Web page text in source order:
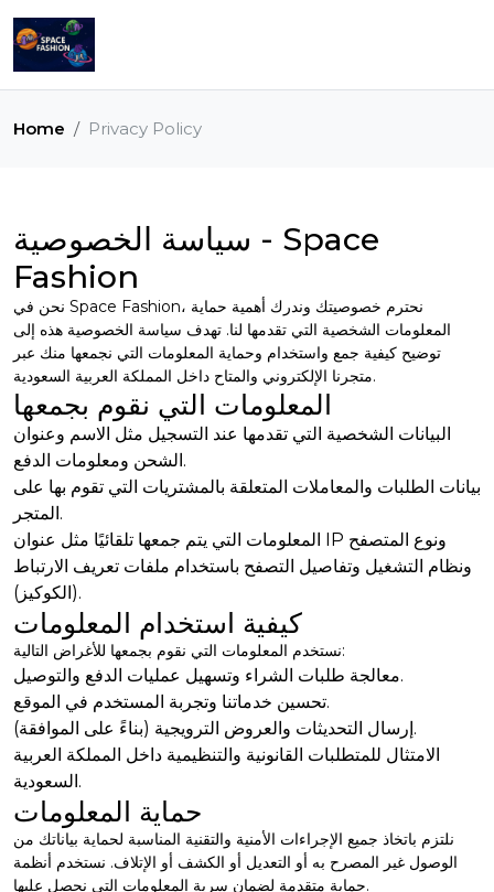
Home Privacy Policy
سياسة الخصوصية - Space
Fashion
نحن في Space Fashion، نحترم خصوصيتك وندرك أهمية حماية
المعلومات الشخصية التي تقدمها لنا. تهدف سياسة الخصوصية هذه إلى
توضيح كيفية جمع واستخدام وحماية المعلومات التي نجمعها منك عبر
متجرنا الإلكتروني والمتاح داخل المملكة العربية السعودية.
المعلومات التي نقوم بجمعها
البيانات الشخصية التي تقدمها عند التسجيل مثل الاسم وعنوان
الشحن ومعلومات الدفع.
بيانات الطلبات والمعاملات المتعلقة بالمشتريات التي تقوم بها على
المتجر.
المعلومات التي يتم جمعها تلقائيًا مثل عنوان IP ونوع المتصفح
ونظام التشغيل وتفاصيل التصفح باستخدام ملفات تعريف الارتباط
(الكوكيز).
كيفية استخدام المعلومات
نستخدم المعلومات التي نقوم بجمعها للأغراض التالية:
معالجة طلبات الشراء وتسهيل عمليات الدفع والتوصيل.
تحسين خدماتنا وتجربة المستخدم في الموقع.
إرسال التحديثات والعروض الترويجية (بناءً على الموافقة).
الامتثال للمتطلبات القانونية والتنظيمية داخل المملكة العربية
السعودية.
حماية المعلومات
نلتزم باتخاذ جميع الإجراءات الأمنية والتقنية المناسبة لحماية بياناتك من
الوصول غير المصرح به أو التعديل أو الكشف أو الإتلاف. نستخدم أنظمة
حماية متقدمة لضمان سرية المعلومات التي نحصل عليها.